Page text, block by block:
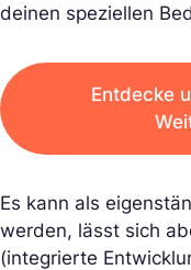
deinen speziellen
Entdecke
Es kann als
werden, lässt sich
(integrierte